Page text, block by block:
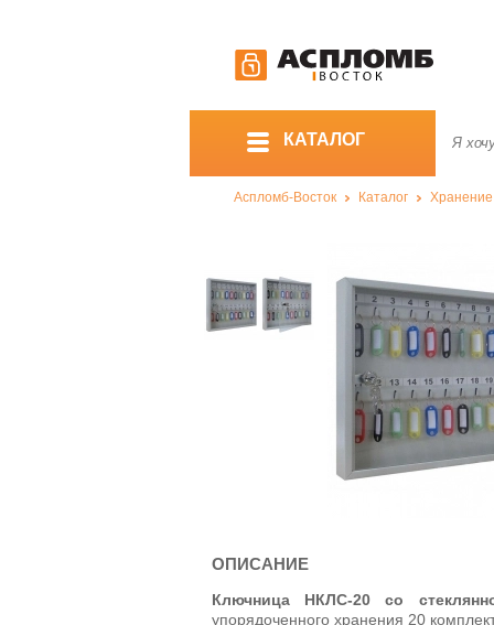
КАТАЛОГ
Аспломб-Восток Каталог
ОПИСАНИЕ
Ключница НКЛС-20 со
упорядоченного хранения 20